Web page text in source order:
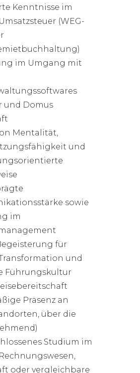
Kenntnisse im
(WEG-
im Umgang mit
und Domus
Mentalität,
und
sowie
im
für
und
Führungskultur
Präsenz an
über die
Studium im
oder vergleichbare